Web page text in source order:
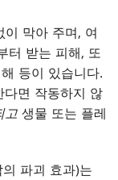
막아 주며, 여
터 받는 피해, 또
등이 있습니다.
면 작동하지 않
고 생물 또는 플레
파괴 효과)는